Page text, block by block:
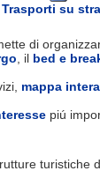
Trasporti su
di
, il bed e
mappa
piú
turistiche